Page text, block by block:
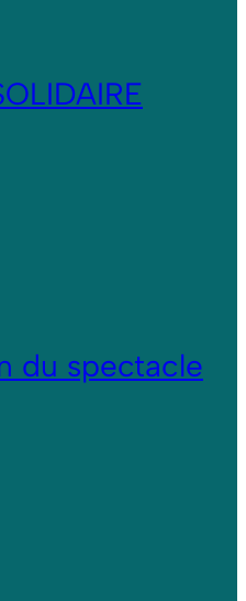
du spectacle